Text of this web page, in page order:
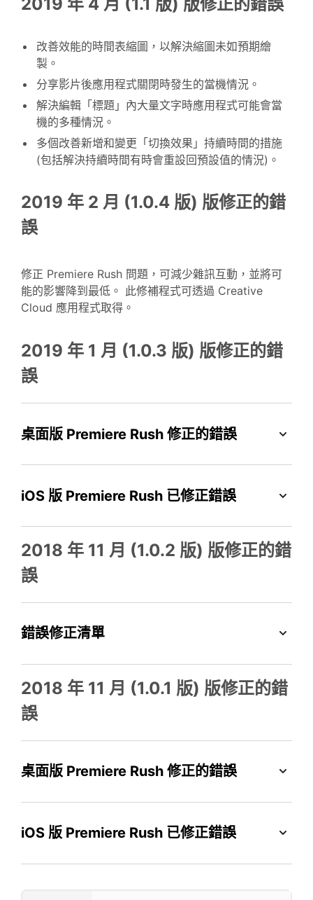
2019 年 4 月 (1.1 版) 版修正的錯誤
改善效能的時間表縮圖，以解決縮圖未如預期繪
製。
分享影片後應用程式關閉時發生的當機情況。
解決編輯「標題」內大量文字時應用程式可能會當
機的多種情況。
多個改善新增和變更「切換效果」持續時間的措施
(包括解決持續時間有時會重設回預設值的情況)。
2019 年 2 月 (1.0.4 版) 版修正的錯
誤
修正 Premiere Rush 問題，可減少雜訊互動，並將可
能的影響降到最低。 此修補程式可透過 Creative
Cloud 應用程式取得。
2019 年 1 月 (1.0.3 版) 版修正的錯
誤
桌面版 Premiere Rush 修正的錯誤
iOS 版 Premiere Rush 已修正錯誤
2018 年 11 月 (1.0.2 版) 版修正的錯
誤
錯誤修正清單
2018 年 11 月 (1.0.1 版) 版修正的錯
誤
桌面版 Premiere Rush 修正的錯誤
iOS 版 Premiere Rush 已修正錯誤